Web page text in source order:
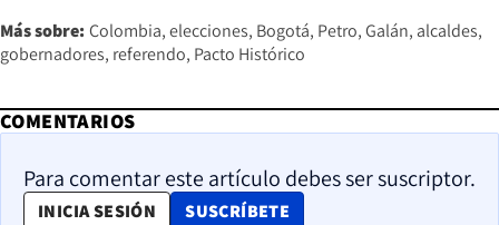
Más sobre: Colombia elecciones Bogotá Petro Galán alcaldes
gobernadores referendo Pacto Histórico
COMENTARIOS
Para comentar este artículo debes ser suscriptor.
INICIA SESIÓN SUSCRÍBETE
OPENS IN NEW WINDOW